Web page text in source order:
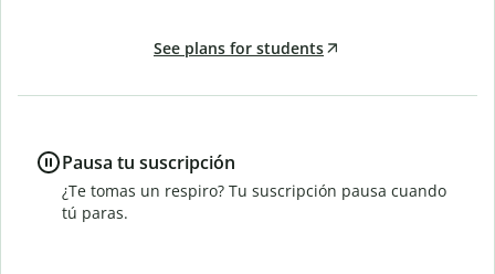
See plans for students
Pausa tu suscripción
¿Te tomas un respiro? Tu suscripción pausa cuando
tú paras.